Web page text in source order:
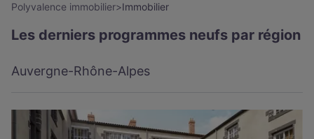
Polyvalence immobilier>Immobilier
Les derniers programmes neufs par région
Auvergne-Rhône-Alpes